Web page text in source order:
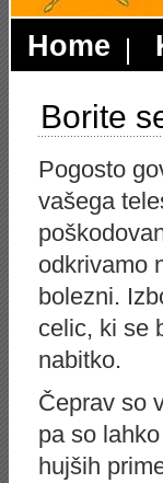
Home
Borite
Pogosto
vašega
odkrivamo
bolezni.
celic, ki se
nabitko.
Čeprav so
pa so
hujših